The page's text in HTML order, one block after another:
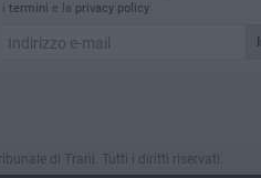
i termini e la privacy policy
di Trani. Tutti i diritti riservati.